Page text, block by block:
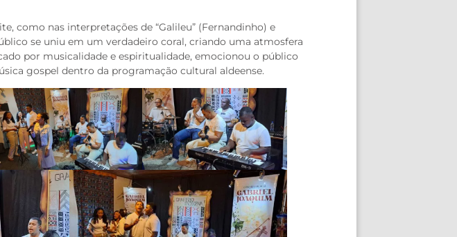
como nas interpretações de “Galileu” (Fernandinho) e
se uniu em um verdadeiro coral, criando uma atmosfera
por musicalidade e espiritualidade, emocionou o público
gospel dentro da programação cultural aldeense.